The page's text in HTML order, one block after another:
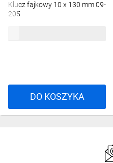
Klucz fajkowy 10 x 130 mm 09-
205
DO KOSZYKA